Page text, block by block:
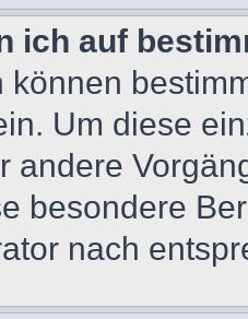
ich auf
können
Um diese
andere
besondere
nach